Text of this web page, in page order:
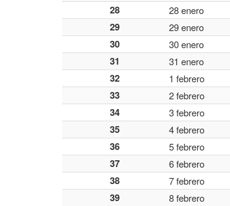
28 28 enero
29 29 enero
30 30 enero
31 31 enero
32 1 febrero
33 2 febrero
34 3 febrero
35 4 febrero
36 5 febrero
37 6 febrero
38 7 febrero
39 8 febrero